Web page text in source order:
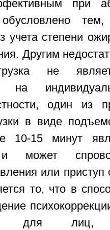
при
тем,
учета степени
Другим
не
на
один из
в виде
10-15 минут
и может
или приступ
то, что в
для лиц,